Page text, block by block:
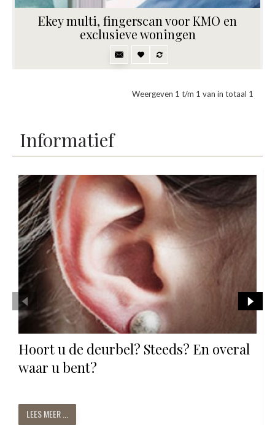
Ekey multi, fingerscan voor KMO en
exclusieve woningen
Weergeven 1 t/m 1 van in totaal 1
Informatief
Hoort u de deurbel? Steeds? En overal
waar u bent?
LEES MEER ...